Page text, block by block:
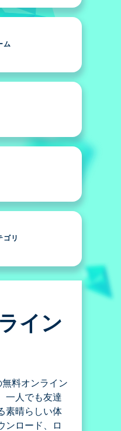
ム
ゴリ
イン
無料オンライン
一人でも友達
素晴らしい体
ンロード、ロ